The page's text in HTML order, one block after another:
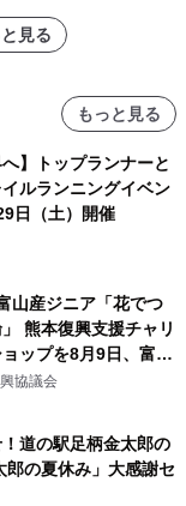
見る
もっと見る
へ】トップランナーと
ルランニングイベン
日（土）開催
山産ジニア「花でつ
熊本復興支援チャリ
ップを8月9日、富
協議会
道の駅足柄金太郎の
郎の夏休み」大感謝セ